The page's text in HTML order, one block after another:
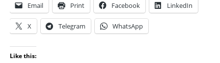
Email Print Facebook LinkedIn
X Telegram WhatsApp
Like this: